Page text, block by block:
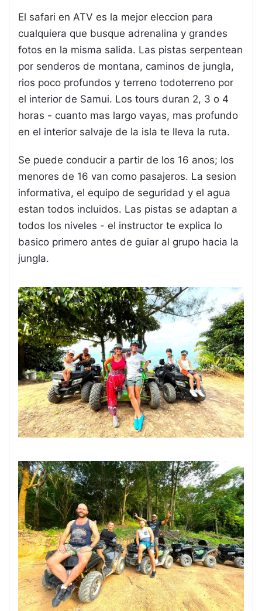
El safari en ATV es la mejor eleccion para
cualquiera que busque adrenalina y grandes
fotos en la misma salida. Las pistas serpentean
por senderos de montana, caminos de jungla,
rios poco profundos y terreno todoterreno por
el interior de Samui. Los tours duran 2, 3 o 4
horas - cuanto mas largo vayas, mas profundo
en el interior salvaje de la isla te lleva la ruta.
Se puede conducir a partir de los 16 anos; los
menores de 16 van como pasajeros. La sesion
informativa, el equipo de seguridad y el agua
estan todos incluidos. Las pistas se adaptan a
todos los niveles - el instructor te explica lo
basico primero antes de guiar al grupo hacia la
jungla.